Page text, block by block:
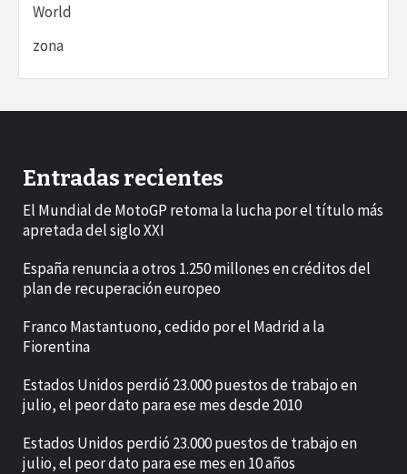
World
zona
Entradas recientes
El Mundial de MotoGP retoma la lucha por el título más
apretada del siglo XXI
España renuncia a otros 1.250 millones en créditos del
plan de recuperación europeo
Franco Mastantuono, cedido por el Madrid a la
Fiorentina
Estados Unidos perdió 23.000 puestos de trabajo en
julio, el peor dato para ese mes desde 2010
Estados Unidos perdió 23.000 puestos de trabajo en
julio, el peor dato para ese mes en 10 años